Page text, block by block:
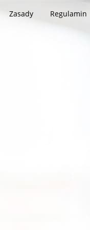
Zasady Regulamin